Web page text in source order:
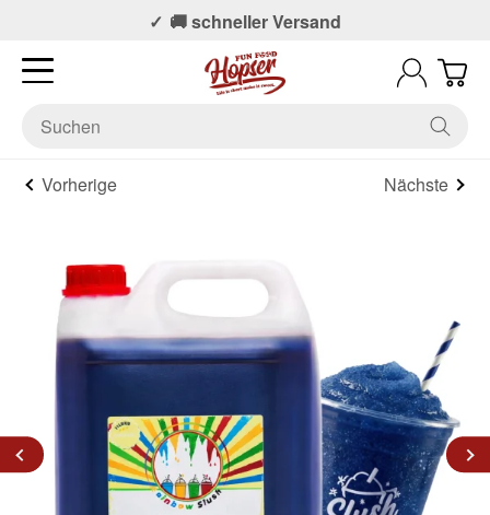
📞 Persönlicher Support🚚 schneller Versand
Vorherige Nächste